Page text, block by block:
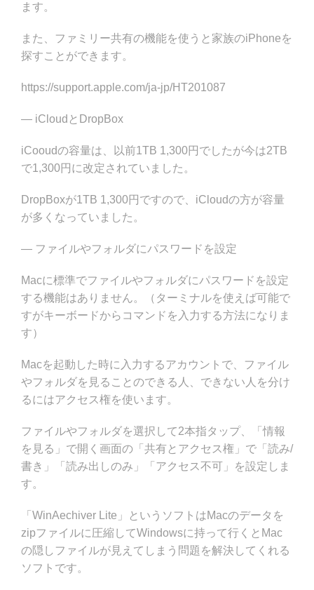
ます。
また、ファミリー共有の機能を使うと家族のiPhoneを
探すことができます。
https://support.apple.com/ja-jp/HT201087
— iCloudとDropBox
iCooudの容量は、以前1TB 1,300円でしたが今は2TB
で1,300円に改定されていました。
DropBoxが1TB 1,300円ですので、iCloudの方が容量
が多くなっていました。
— ファイルやフォルダにパスワードを設定
Macに標準でファイルやフォルダにパスワードを設定
する機能はありません。（ターミナルを使えば可能で
すがキーボードからコマンドを入力する方法になりま
す）
Macを起動した時に入力するアカウントで、ファイル
やフォルダを見ることのできる人、できない人を分け
るにはアクセス権を使います。
ファイルやフォルダを選択して2本指タップ、「情報
を見る」で開く画面の「共有とアクセス権」で「読み/
書き」「読み出しのみ」「アクセス不可」を設定しま
す。
「WinAechiver Lite」というソフトはMacのデータを
zipファイルに圧縮してWindowsに持って行くとMac
の隠しファイルが見えてしまう問題を解決してくれる
ソフトです。